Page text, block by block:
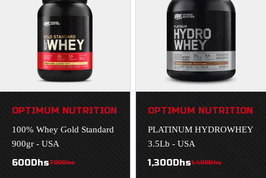
OPTIMUM NUTRITION
100% Whey Gold Standard
900gr - USA
700Dhs
600Dhs
OPTIMUM NUTRITION
PLATINUM HYDROWHEY
3.5Lb - USA
1,400Dhs
1,300Dhs